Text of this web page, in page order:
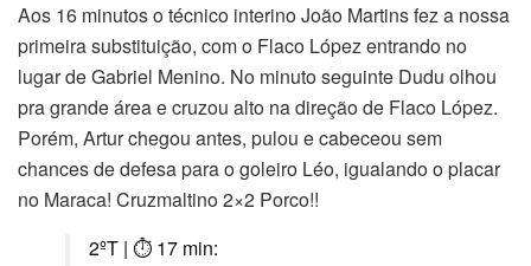
Aos 16 minutos o técnico interino João Martins fez a nossa
primeira substituição, com o Flaco López entrando no
lugar de Gabriel Menino. No minuto seguinte Dudu olhou
pra grande área e cruzou alto na direção de Flaco López.
Porém, Artur chegou antes, pulou e cabeceou sem
chances de defesa para o goleiro Léo, igualando o placar
no Maraca! Cruzmaltino 2×2 Porco!!
2ºT | ⏱ 17 min: